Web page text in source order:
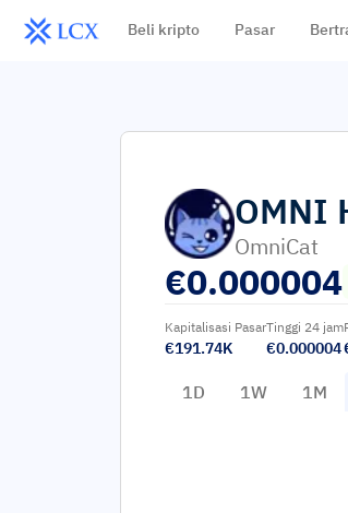
Beli kripto Pasar
OMNI
OmniCat
€0.000004
Kapitalisasi Pasar
€191.74K
Tinggi 24 jam
€0.000004
1D 1W 1M